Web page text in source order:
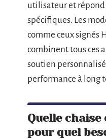
utilisateur et répond
spécifiques. Les
comme ceux signés
combinent tous ces
soutien
performance à long
Quelle
pour quel